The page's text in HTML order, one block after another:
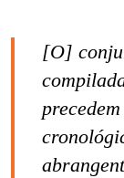
[O]